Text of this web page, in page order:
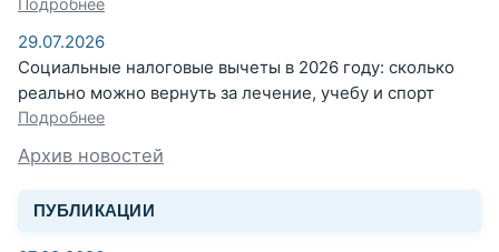
Подробнее
29.07.2026
Социальные налоговые вычеты в 2026 году: сколько
реально можно вернуть за лечение, учебу и спорт
Подробнее
Архив новостей
ПУБЛИКАЦИИ